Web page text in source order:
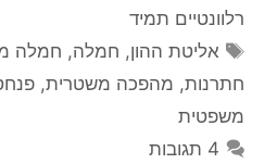
רלוונטיים תמיד
תגיות
אליטת ההון, חמלה, חמלה
חתרנות, מהפכה משטרית,
משפטית
4 תגובות